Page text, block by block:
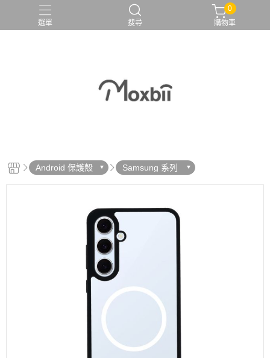
選單 搜尋
0
購物車
Android 保護殼 Samsung 系列